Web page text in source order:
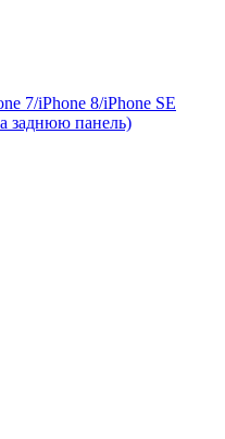
7/iPhone 8/iPhone SE
заднюю панель)